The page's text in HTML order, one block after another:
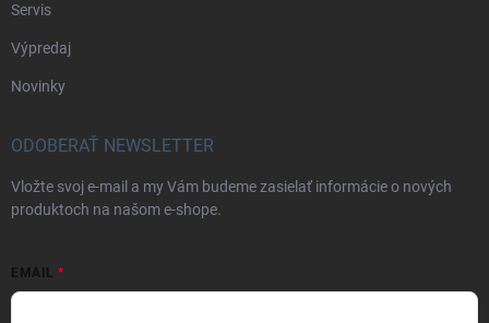
Servis
Výpredaj
Novinky
ODOBERAŤ NEWSLETTER
Vložte svoj e-mail a my Vám budeme zasielať informácie o nových
produktoch na našom e-shope.
EMAIL